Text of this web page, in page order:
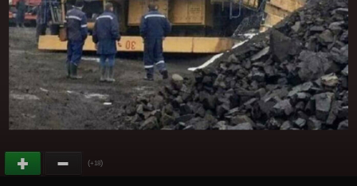
(+18)